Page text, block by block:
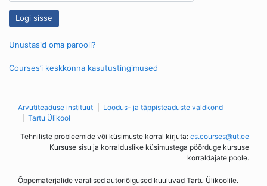
Unustasid oma parooli?
Courses’i keskkonna kasutustingimused
Arvutiteaduse instituut
Loodus- ja täppisteaduste valdkond
Tartu Ülikool
Tehniliste probleemide või küsimuste korral kirjuta: cs.courses@ut.ee
Kursuse sisu ja korralduslike küsimustega pöörduge kursuse
korraldajate poole.
Õppematerjalide varalised autoriõigused kuuluvad Tartu Ülikoolile.